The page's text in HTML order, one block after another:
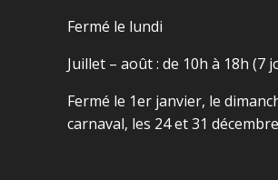
Fermé le lundi
Juillet – août : de 10h à 18h (7
Fermé le 1er janvier, le
carnaval, les 24 et 31 décembre